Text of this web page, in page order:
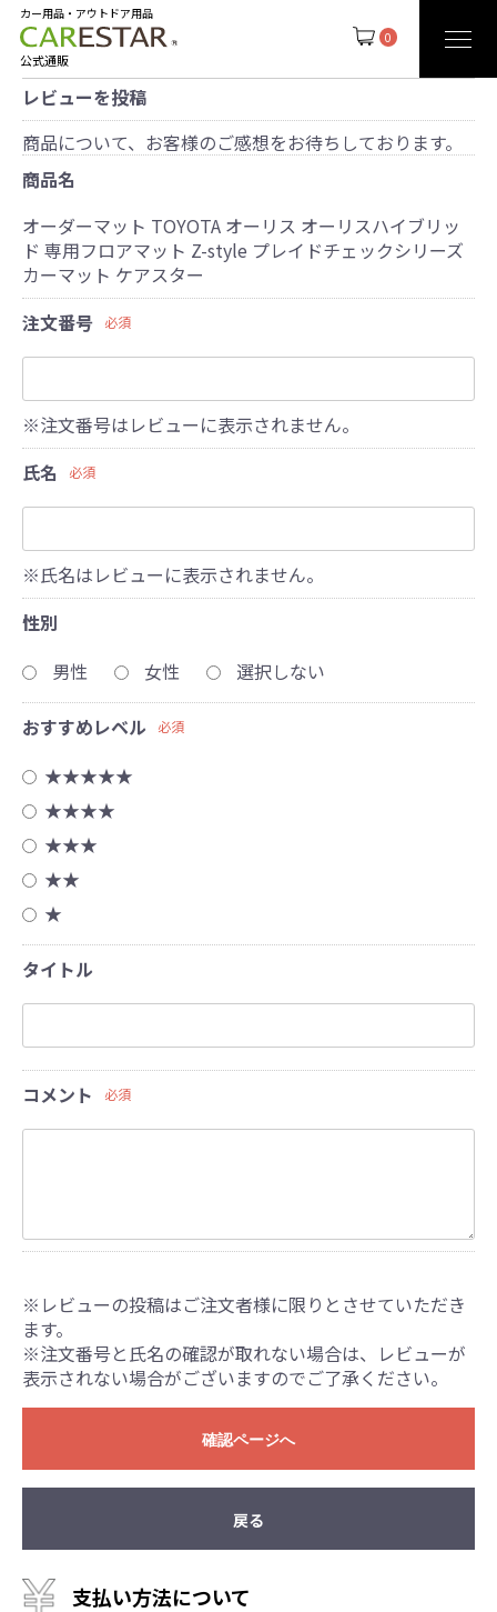
0
カー用品・アウトドア用品
公式通販
レビューを投稿
商品について、お客様のご感想をお待ちしております。
商品名
オーダーマット TOYOTA オーリス オーリスハイブリッ
ド 専用フロアマット Z-style プレイドチェックシリーズ
カーマット ケアスター
注文番号
必須
※注文番号はレビューに表示されません。
氏名
必須
※氏名はレビューに表示されません。
性別
男性
女性 選択しない
おすすめレベル 必須
★★★★★
★★★★
★★★
★★
★
タイトル
コメント 必須
※レビューの投稿はご注文者様に限りとさせていただき
ます。
※注文番号と氏名の確認が取れない場合は、レビューが
表示されない場合がございますのでご了承ください。
確認ページへ
戻る
支払い方法について